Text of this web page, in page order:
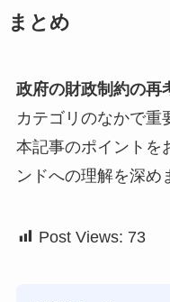
まとめ
政府の財政制約の再
カテゴリのなかで重
本記事のポイントを
ンドへの理解を深め
Post Views: 73